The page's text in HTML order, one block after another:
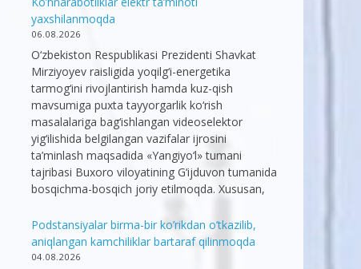
yaxshilanmoqda
06.08.2026
O‘zbekiston Respublikasi Prezidenti Shavkat
Mirziyoyev raisligida yoqilg‘i-energetika
tarmog‘ini rivojlantirish hamda kuz-qish
mavsumiga puxta tayyorgarlik ko‘rish
masalalariga bag‘ishlangan videoselektor
yig‘ilishida belgilangan vazifalar ijrosini
ta’minlash maqsadida «Yangiyo‘l» tumani
tajribasi Buxoro viloyatining G‘ijduvon tumanida
bosqichma-bosqich joriy etilmoqda. Xususan,
Podstansiyalar birma-bir ko’rikdan o’tkazilib,
aniqlangan kamchiliklar bartaraf qilinmoqda
04.08.2026